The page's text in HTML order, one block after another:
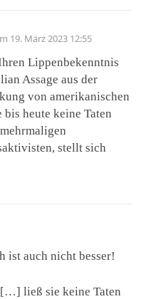
19. März 2023 12:55
Lippenbekenntnis
Assage aus der
von amerikanischen
heute keine Taten
stellt sich
ist auch nicht besser!
ließ sie keine Taten